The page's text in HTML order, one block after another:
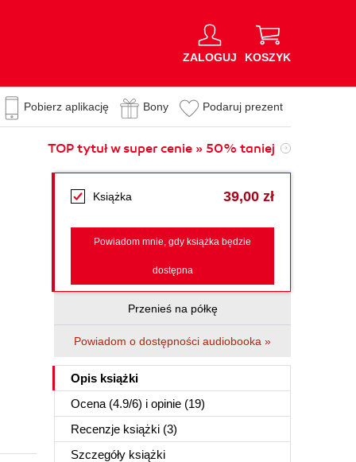
ZALOGUJ KOSZYK
Pobierz aplikację Bony Podaruj prezent
TOP tytuł w super cenie » 50% taniej
Książka 39,00 zł
Powiadom mnie, gdy książka będzie
dostępna
Przenieś na półkę
Powiadom o dostępności audiobooka »
Opis książki
Ocena (4.9/6) i opinie (19)
Recenzje książki (3)
Szczegóły książki